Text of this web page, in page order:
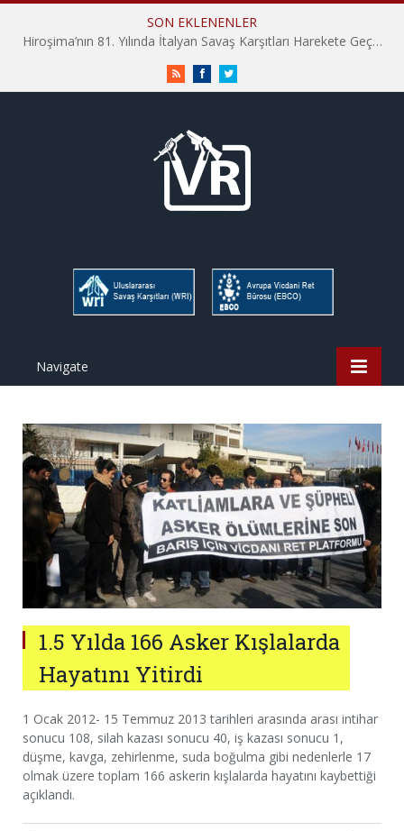
SON EKLENENLER
Hiroşima’nın 81. Yılında İtalyan Savaş Karşıtları Harekete Geçti: “Hatırlamak yeterli değil”
RSS FacebookTwitter
Navigate
1.5 Yılda 166 Asker Kışlalarda
Hayatını Yitirdi
1 Ocak 2012- 15 Temmuz 2013 tarihleri arasında arası intihar
sonucu 108, silah kazası sonucu 40, iş kazası sonucu 1,
düşme, kavga, zehirlenme, suda boğulma gibi nedenlerle 17
olmak üzere toplam 166 askerin kışlalarda hayatını kaybettiği
açıklandı.